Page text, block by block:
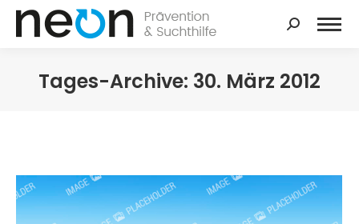
Search:
Tages-Archive: 30. März 2012